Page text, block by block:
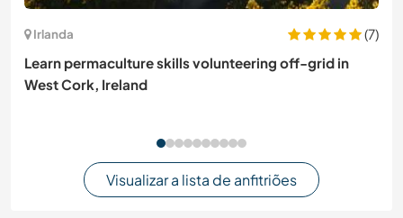
Irlanda
(7)
Learn permaculture skills volunteering off-grid in
West Cork, Ireland
Visualizar a lista de anfitriões